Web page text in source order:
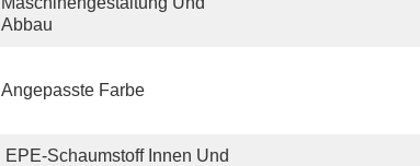
Abbau
Angepasste Farbe
EPE-Schaumstoff Innen Und